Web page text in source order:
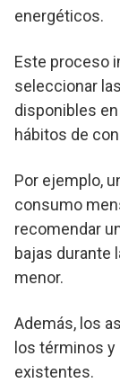
energéticos.
Este proceso
seleccionar
disponibles
hábitos de
Por ejemplo,
consumo
recomendar
bajas durante
menor.
Además, los
los términos
existentes.